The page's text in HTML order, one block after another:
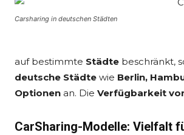
Carsharing in deutschen Städten
auf bestimmte Städte beschränkt,
deutsche Städte wie Berlin,
Optionen an. Die Verfügbarkeit
CarSharing-Modelle: Vielfalt